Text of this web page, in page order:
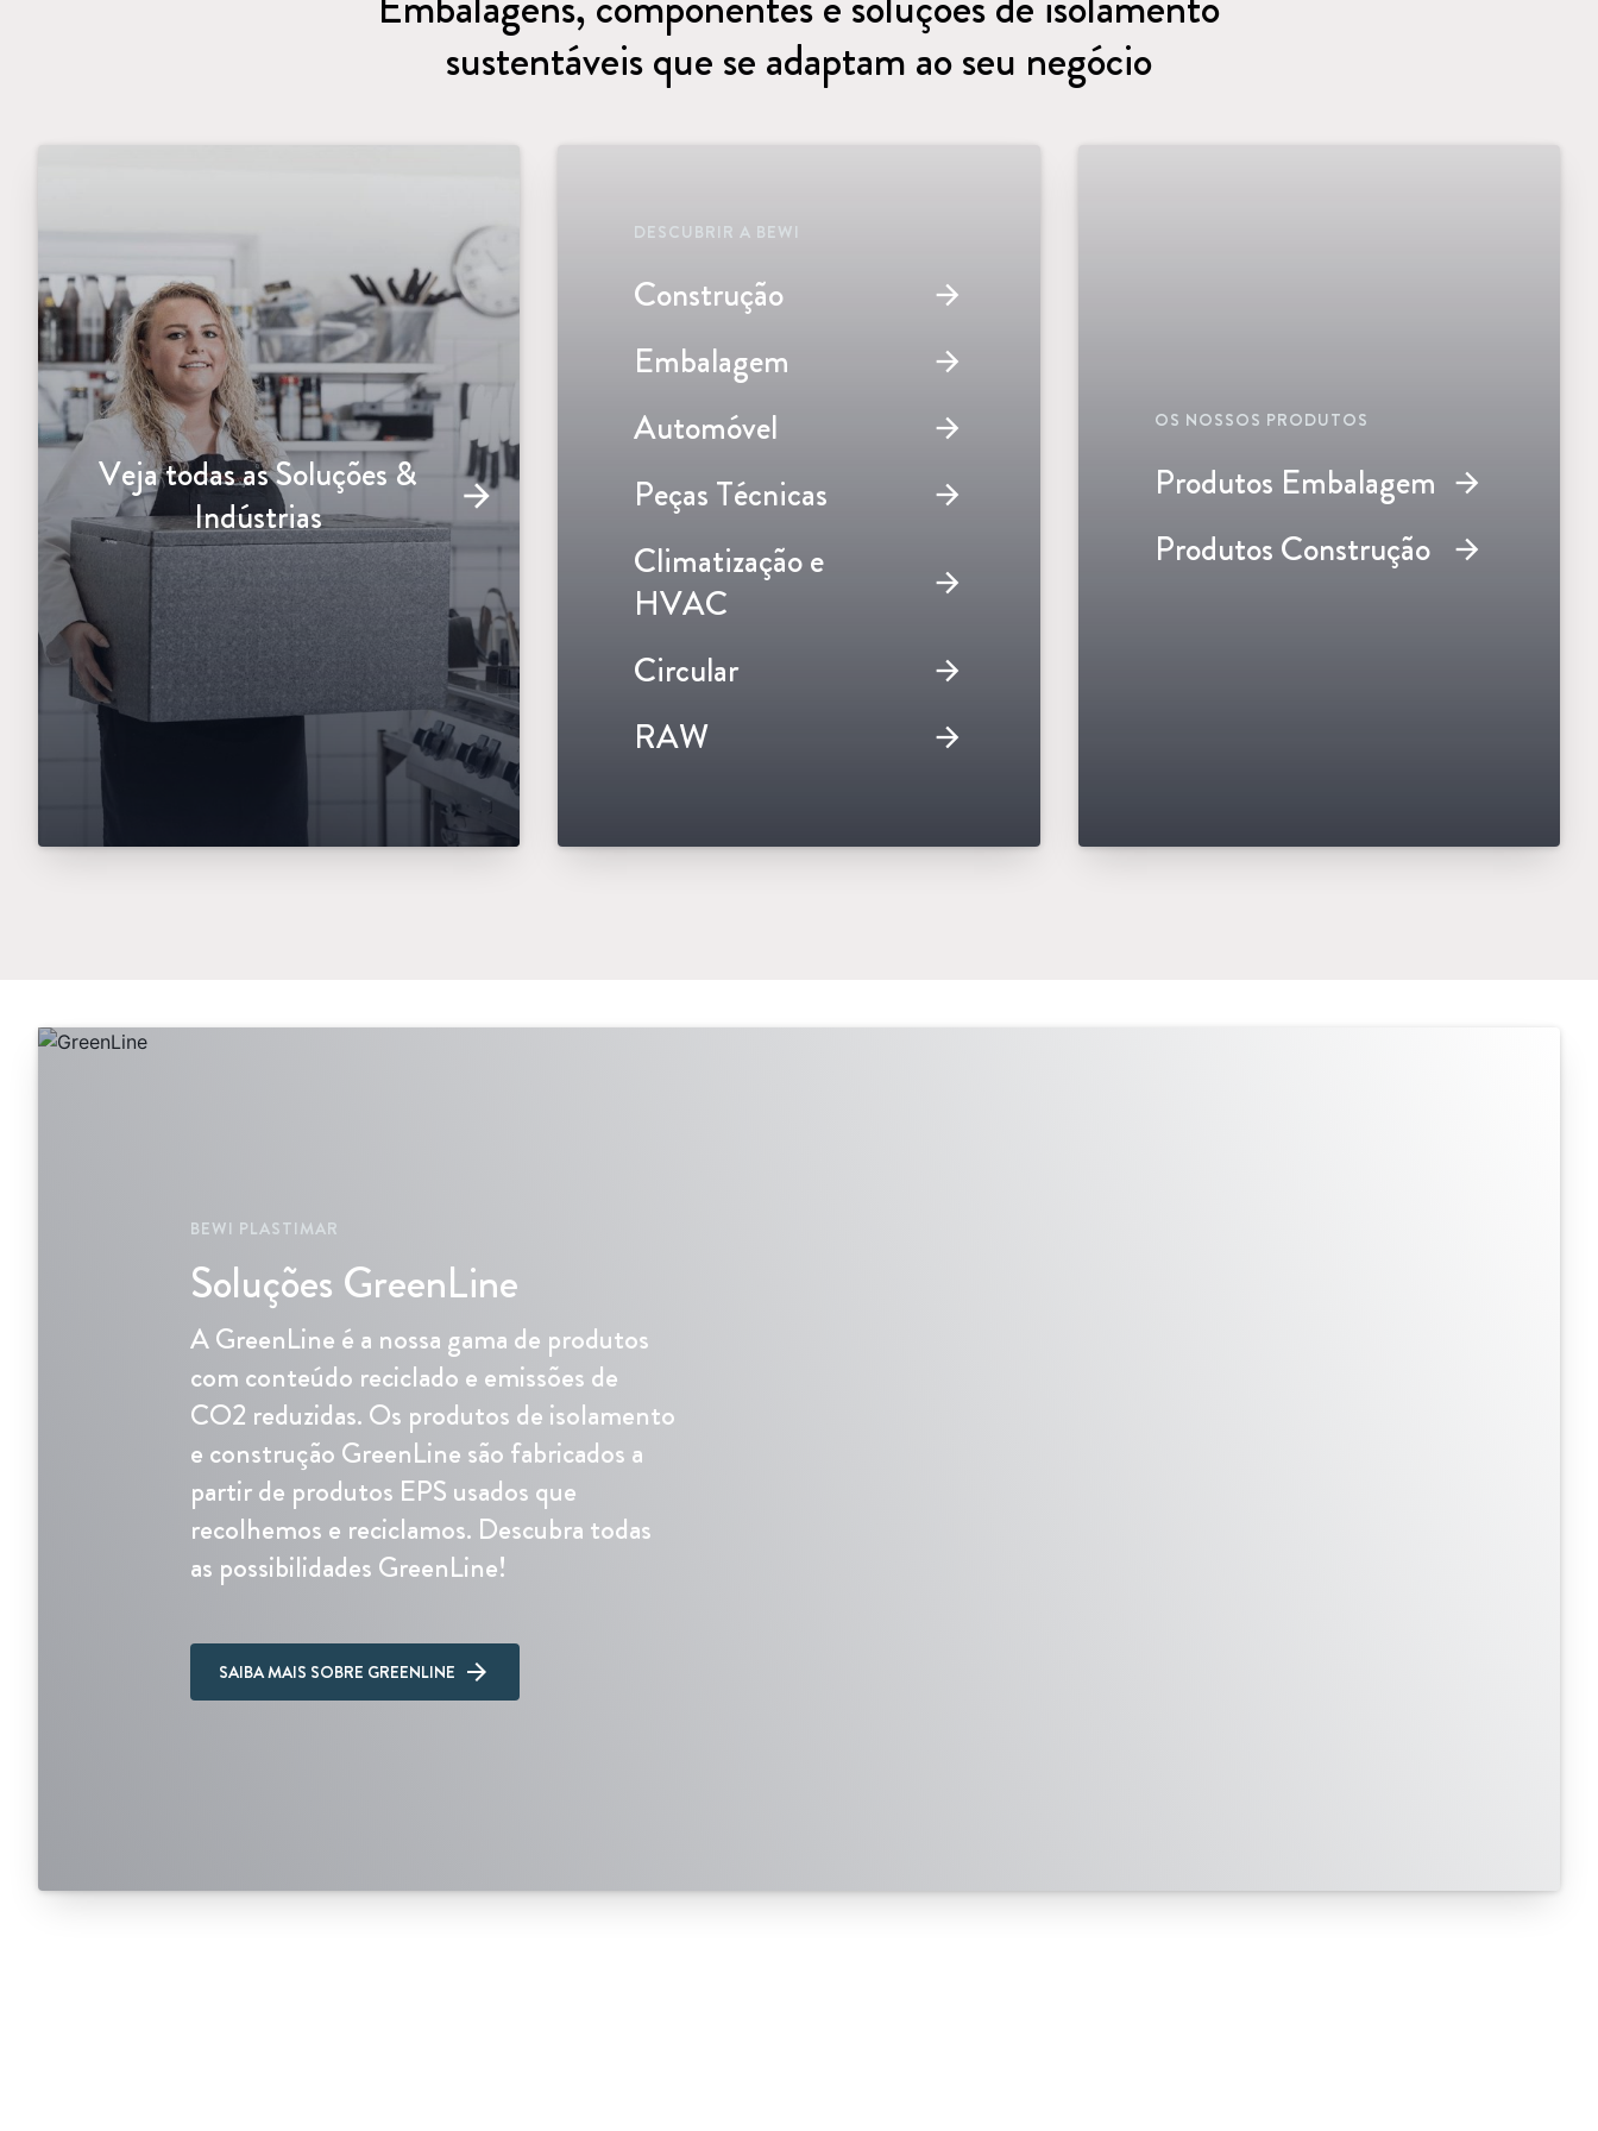
sustentáveis ​​que se adaptam ao seu negócio
Veja todas as Soluções &
Indústrias
arrow_forward
DESCUBRIR A BEWI
Construção arrow_forward
Embalagem arrow_forward
Automóvel arrow_forward
Peças Técnicas arrow_forward
Climatização e
HVAC
arrow_forward
Circular arrow_forward
RAW arrow_forward
OS NOSSOS PRODUTOS
Produtos Embalagem arrow_forward
Produtos Construção arrow_forward
BEWI PLASTIMAR
Soluções GreenLine
A GreenLine é a nossa gama de produtos
com conteúdo reciclado e emissões de
CO2 reduzidas. Os produtos de isolamento
e construção GreenLine são fabricados a
partir de produtos EPS usados que
recolhemos e reciclamos. Descubra todas
as possibilidades GreenLine!
SAIBA MAIS SOBRE GREENLINE